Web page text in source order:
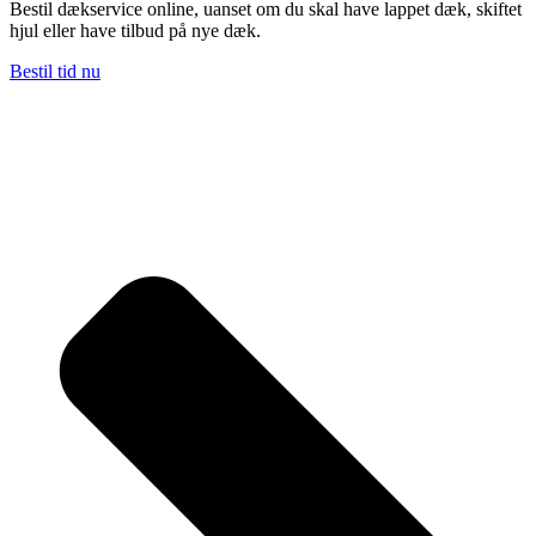
Bestil dækservice online, uanset om du skal have lappet dæk, skiftet
hjul eller have tilbud på nye dæk.
Bestil tid nu